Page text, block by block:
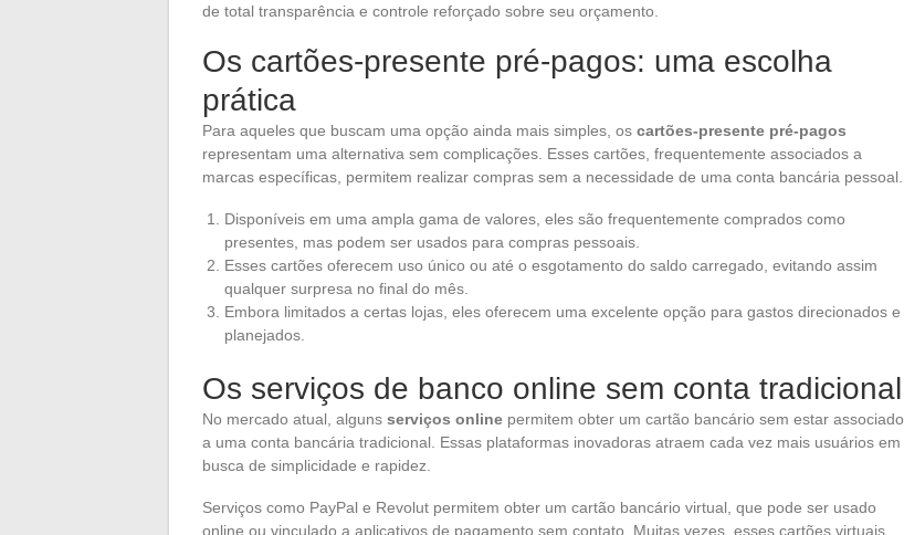
de total transparência e controle reforçado sobre seu orçamento.
Os cartões-presente pré-pagos: uma escolha
prática
Para aqueles que buscam uma opção ainda mais simples, os cartões-presente pré-pagos
representam uma alternativa sem complicações. Esses cartões, frequentemente associados a
marcas específicas, permitem realizar compras sem a necessidade de uma conta bancária pessoal.
Disponíveis em uma ampla gama de valores, eles são frequentemente comprados como
presentes, mas podem ser usados para compras pessoais.
Esses cartões oferecem uso único ou até o esgotamento do saldo carregado, evitando assim
qualquer surpresa no final do mês.
Embora limitados a certas lojas, eles oferecem uma excelente opção para gastos direcionados e
planejados.
Os serviços de banco online sem conta tradicional
No mercado atual, alguns serviços online permitem obter um cartão bancário sem estar associado
a uma conta bancária tradicional. Essas plataformas inovadoras atraem cada vez mais usuários em
busca de simplicidade e rapidez.
Serviços como PayPal e Revolut permitem obter um cartão bancário virtual, que pode ser usado
online ou vinculado a aplicativos de pagamento sem contato. Muitas vezes, esses cartões virtuais